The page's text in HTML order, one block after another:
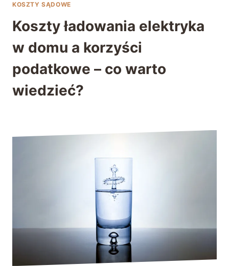
KOSZTY SĄDOWE
Koszty ładowania elektryka
w domu a korzyści
podatkowe – co warto
wiedzieć?